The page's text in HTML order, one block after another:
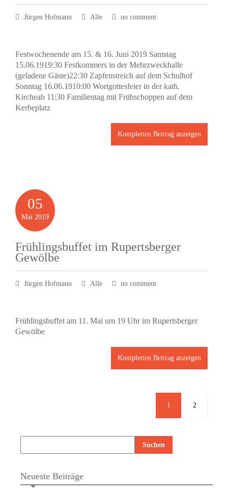
Jürgen Hofmann Alle no comment
Festwochenende am 15. & 16. Juni 2019 Samstag
15.06.1919:30 Festkommers in der Mehrzweckhalle
(geladene Gäste)22:30 Zapfenstreich auf dem Schulhof
Sonntag 16.06.1910:00 Wortgottesfeier in der kath.
Kircheab 11:30 Familientag mit Frühschoppen auf dem
Kerbeplatz
Kompletten Beitrag anzeigen
05
Mai 2019
Frühlingsbuffet im Rupertsberger
Gewölbe
Jürgen Hofmann Alle no comment
Frühlingsbuffet am 11. Mai um 19 Uhr im Rupertsberger
Gewölbe
Kompletten Beitrag anzeigen
1 2
Neueste Beiträge